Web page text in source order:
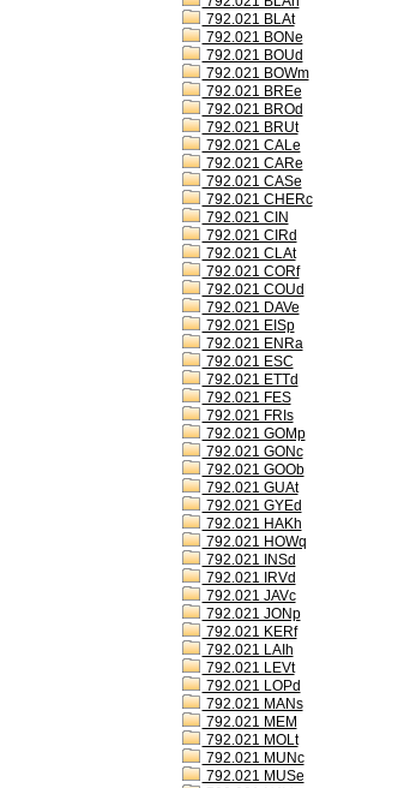
792.021 BLAt
792.021 BONe
792.021 BOUd
792.021 BOWm
792.021 BREe
792.021 BROd
792.021 BRUt
792.021 CALe
792.021 CARe
792.021 CASe
792.021 CHERc
792.021 CIN
792.021 CIRd
792.021 CLAt
792.021 CORf
792.021 COUd
792.021 DAVe
792.021 EISp
792.021 ENRa
792.021 ESC
792.021 ETTd
792.021 FES
792.021 FRIs
792.021 GOMp
792.021 GONc
792.021 GOOb
792.021 GUAt
792.021 GYEd
792.021 HAKh
792.021 HOWq
792.021 INSd
792.021 IRVd
792.021 JAVc
792.021 JONp
792.021 KERf
792.021 LAIh
792.021 LEVt
792.021 LOPd
792.021 MANs
792.021 MEM
792.021 MOLt
792.021 MUNc
792.021 MUSe